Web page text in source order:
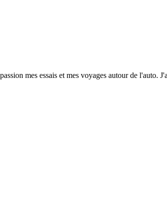
mes essais et mes voyages autour de